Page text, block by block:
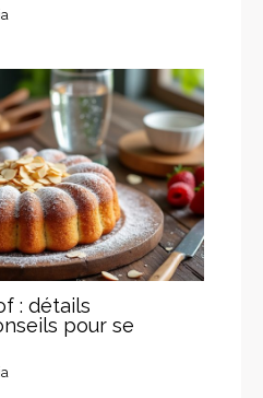
: détails
pour se